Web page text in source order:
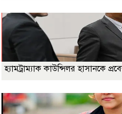
হ্যামট্রাম্যাক কাউন্সিলর হাসানকে